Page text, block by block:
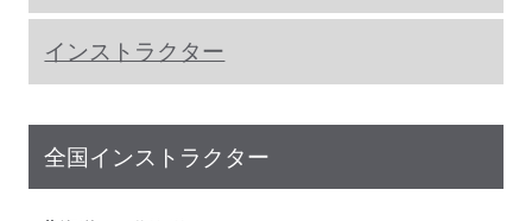
インストラクター
全国インストラクター